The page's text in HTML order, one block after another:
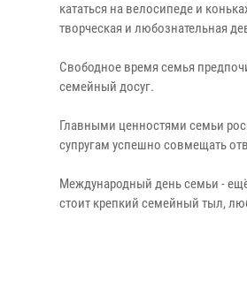
кататься на велосипеде и
творческая и любознательная
Свободное время семья
семейный досуг.
Главными ценностями семьи
супругам успешно совмещать
Международный день семьи -
стоит крепкий семейный тыл,